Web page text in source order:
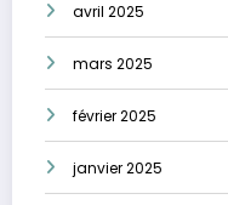
avril 2025
mars 2025
février 2025
janvier 2025